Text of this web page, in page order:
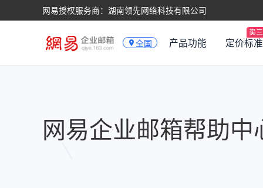
网易授权服务商：湖南领先网络科技有限公司
全国 产品功能 定价标准
网易企业邮箱帮助中